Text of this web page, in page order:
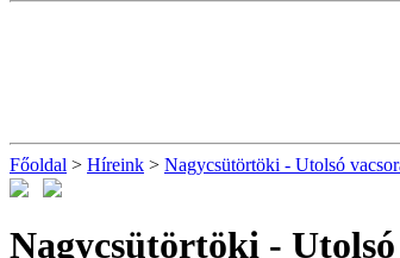
Főoldal > Híreink > Nagycsütörtöki - Utolsó
Nagycsütörtöki -